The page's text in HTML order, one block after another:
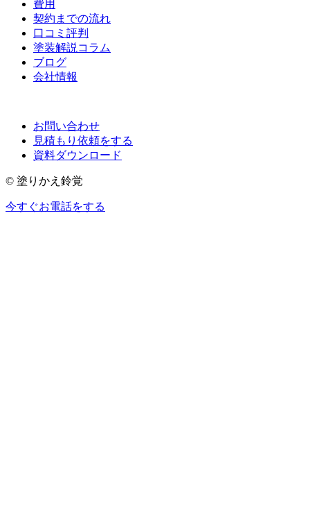
費用
契約までの流れ
口コミ評判
塗装解説コラム
ブログ
会社情報
お問い合わせ
見積もり依頼をする
資料ダウンロード
© 塗りかえ鈴覚
今すぐお電話をする